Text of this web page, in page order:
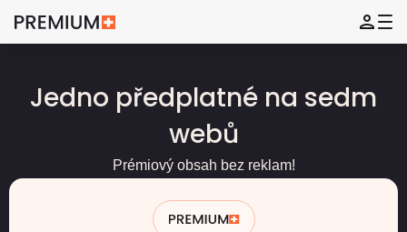
Jedno předplatné na sedm
webů
Prémiový obsah bez reklam!